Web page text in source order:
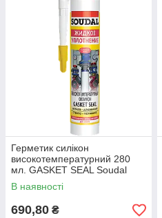
Герметик силікон
високотемпературний 280
мл. GASKET SEAL Soudal
В наявності
690,80 ₴